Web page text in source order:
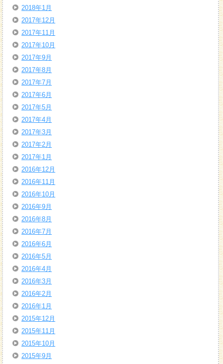
2018年1月
2017年12月
2017年11月
2017年10月
2017年9月
2017年8月
2017年7月
2017年6月
2017年5月
2017年4月
2017年3月
2017年2月
2017年1月
2016年12月
2016年11月
2016年10月
2016年9月
2016年8月
2016年7月
2016年6月
2016年5月
2016年4月
2016年3月
2016年2月
2016年1月
2015年12月
2015年11月
2015年10月
2015年9月